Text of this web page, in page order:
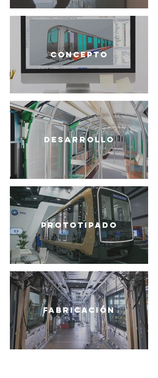
CONCEPTO
DESARROLLO
PROTOTIPADO
FABRICACIÓN